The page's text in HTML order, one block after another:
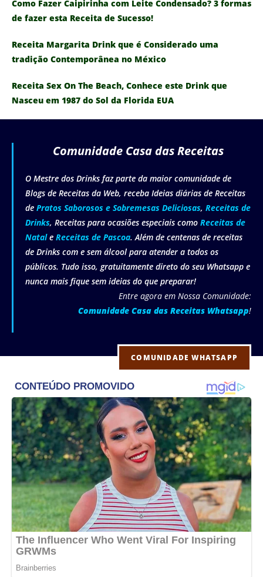
Como Fazer Caipirinha com Leite Condensado? 3 formas
de fazer esta Receita de Sucesso!
Receita Margarita Drink que é Considerado uma
tradição Contemporânea no México
Receita Sex On The Beach, Conhece este Drink que
Nasceu em 1987 do Sol da Florida EUA
Comunidade Casa das Receitas
O Mestre dos Drinks faz parte da maior comunidade de
Blogs de Receitas da Web, receba Ideias diárias de Receitas
de Pratos Saborosos e Sobremesas Deliciosas, Receitas de
Drinks, Receitas para ocasiões especiais como Receitas de
Natale Receitas de Pascoa. Além de centenas de receitas
de Drinks com e sem álcool para atender a todos os
públicos. Tudo isso, gratuitamente direto do seu Whatsapp e
nunca mais fique sem ideias do que preparar!
Entre agora em Nossa Comunidade:
Comunidade Casa das Receitas Whatsapp!
COMUNIDADE WHATSAPP